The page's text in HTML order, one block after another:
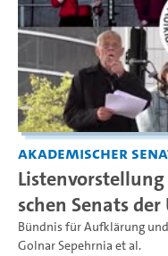
Akademischer
schen Senats
Bündnis für Aufklärung
Golnar Sepehrnia et al.